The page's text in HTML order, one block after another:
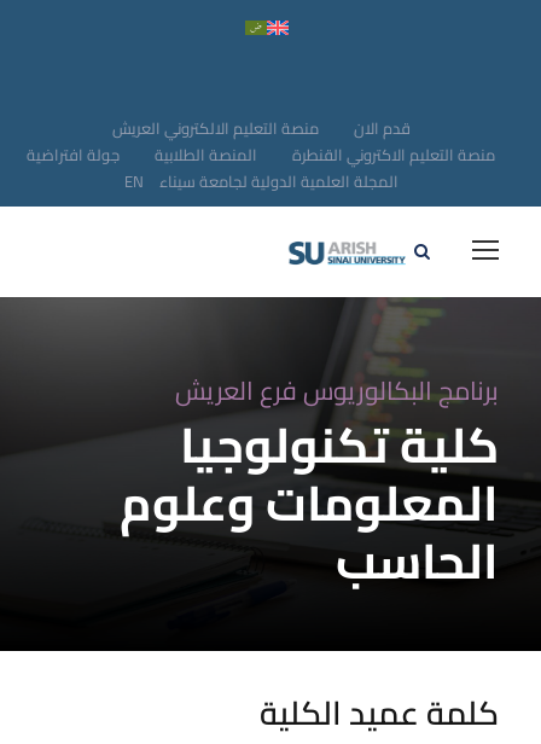
قدم الان
منصة التعليم الالكتروني العريش
منصة التعليم الاكتروني القنطرة
المنصة الطلابية
جولة افتراضية
المجلة العلمية الدولية لجامعة سيناء EN
برنامج البكالوريوس فرع العريش
كلية تكنولوجيا
المعلومات وعلوم
الحاسب
كلمة عميد الكلية